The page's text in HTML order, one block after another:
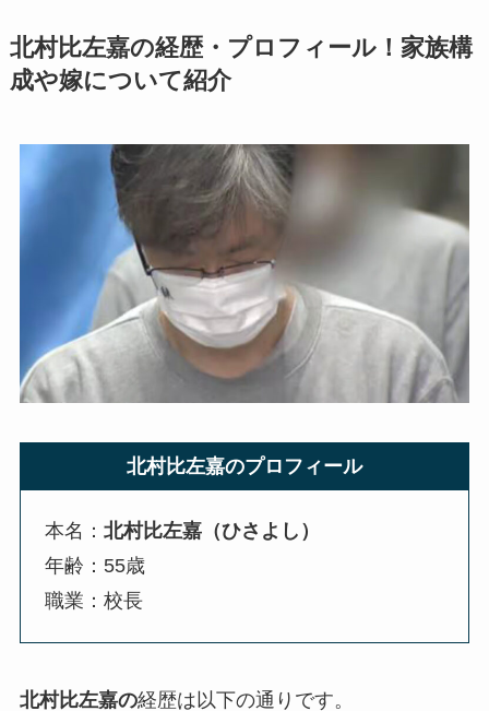
北村比左嘉の経歴・プロフィール！家族構
成や嫁について紹介
北村比左嘉のプロフィール
本名：北村比左嘉（ひさよし）
年齢：55歳
職業：校長
北村比左嘉の経歴は以下の通りです。